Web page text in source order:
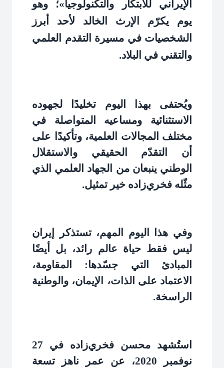
الإيراني للابتكار والتكنولوجيا»؛ وهو
يوم يكرّم الإرث الخالد لأحد أبرز
الشخصيات في مسيرة التقدم العلمي
والتقني في البلاد.
ويُحتفى بهذا اليوم تخليدًا لجهوده
الاستثنائية ومساعيه المتواصلة في
مختلف المجالات العلمية، وتأكيدًا على
أن التقدّم الحقيقي والاستقلال
الوطني ينبعان من الجهاد العلمي الذي
مثّله فخري‌زاده خير تمثيل.
وفي هذا اليوم المهم، تستذكر إيران
ليس فقط حياة عالم رائد، بل أيضًا
المبادئ التي جسّدها: المقاومة،
الاعتماد على الذات، الإيمان، والوطنية
الراسخة.
استُشهد محسن فخري‌زاده في 27
نوفمبر 2020، عن عمر ناهز تسعة